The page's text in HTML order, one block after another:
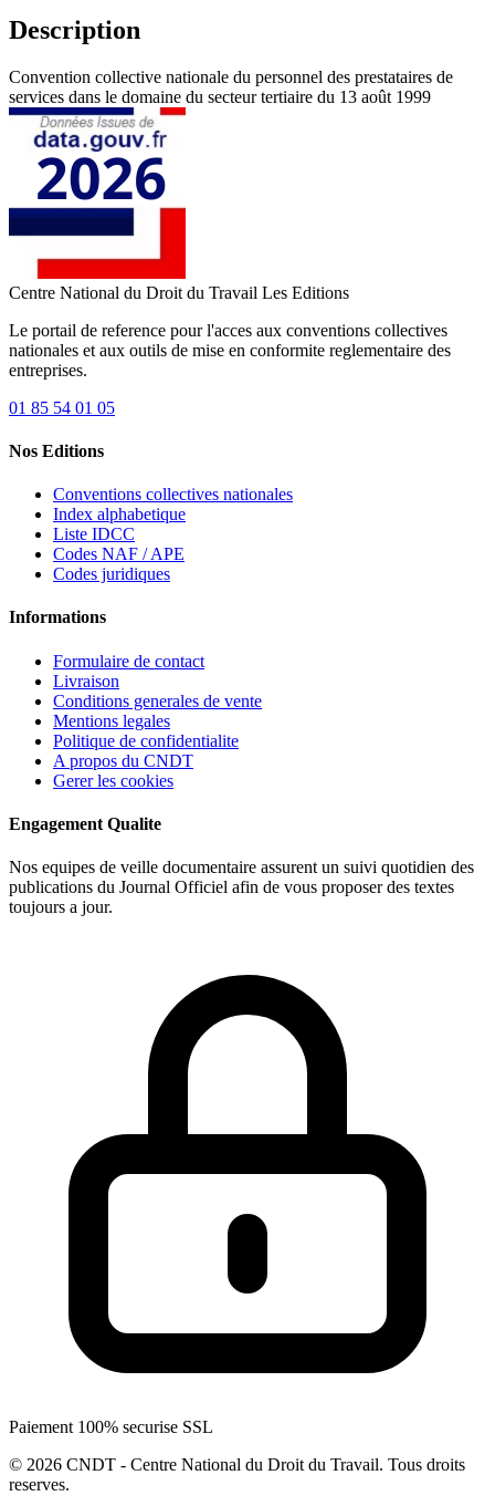
Description
Convention collective nationale du personnel des prestataires de
services dans le domaine du secteur tertiaire du 13 août 1999
Centre National du Droit du Travail Les Editions
Le portail de reference pour l'acces aux conventions collectives
nationales et aux outils de mise en conformite reglementaire des
entreprises.
01 85 54 01 05
Nos Editions
Conventions collectives nationales
Index alphabetique
Liste IDCC
Codes NAF / APE
Codes juridiques
Informations
Formulaire de contact
Livraison
Conditions generales de vente
Mentions legales
Politique de confidentialite
A propos du CNDT
Gerer les cookies
Engagement Qualite
Nos equipes de veille documentaire assurent un suivi quotidien des
publications du Journal Officiel afin de vous proposer des textes
toujours a jour.
Paiement 100% securise SSL
© 2026 CNDT - Centre National du Droit du Travail. Tous droits
reserves.